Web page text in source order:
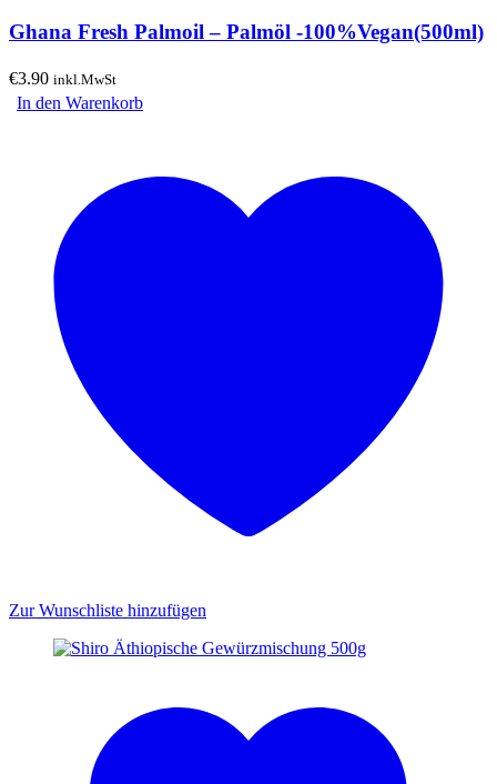
Ghana Fresh Palmoil – Palmöl -100%Vegan(500ml)
€3.90 inkl.MwSt
In den Warenkorb
Zur Wunschliste hinzufügen